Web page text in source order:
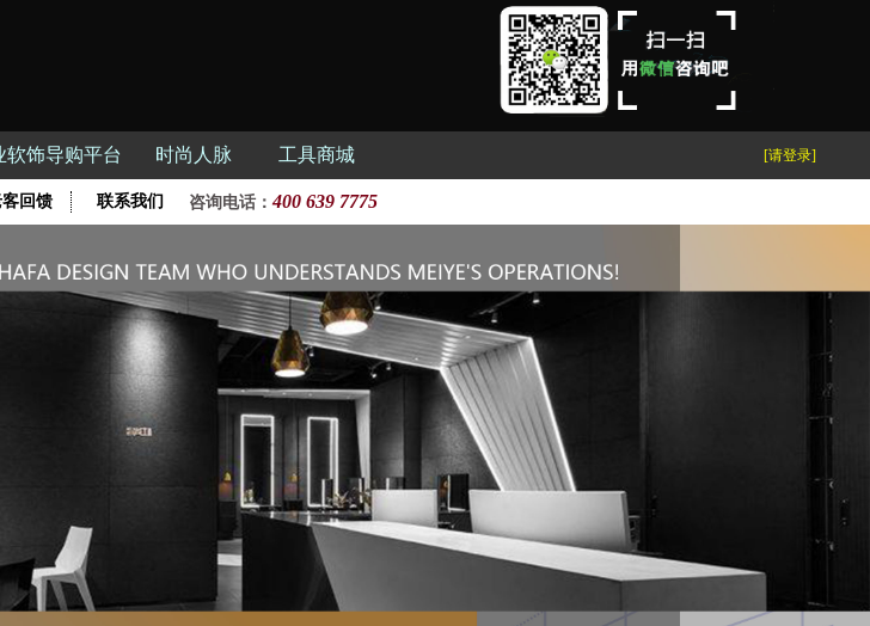
软饰导购平台 时尚人脉 工具商城 [请登录]
回馈 联系我们 咨询电话：400 639 7775